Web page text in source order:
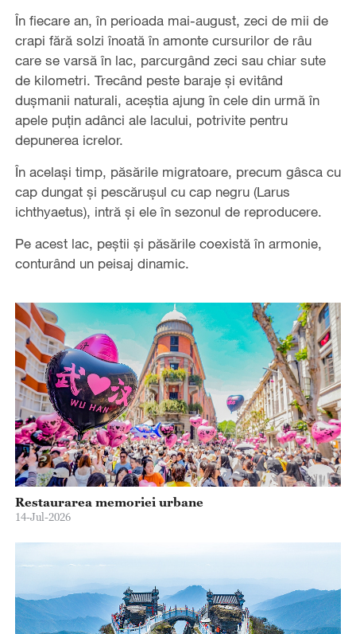
În fiecare an, în perioada mai-august, zeci de mii de
crapi fără solzi înoată în amonte cursurilor de râu
care se varsă în lac, parcurgând zeci sau chiar sute
de kilometri. Trecând peste baraje și evitând
dușmanii naturali, aceștia ajung în cele din urmă în
apele puțin adânci ale lacului, potrivite pentru
depunerea icrelor.
În același timp, păsările migratoare, precum gâsca cu
cap dungat și pescărușul cu cap negru (Larus
ichthyaetus), intră și ele în sezonul de reproducere.
Pe acest lac, peștii și păsările coexistă în armonie,
conturând un peisaj dinamic.
Restaurarea memoriei urbane
14-Jul-2026